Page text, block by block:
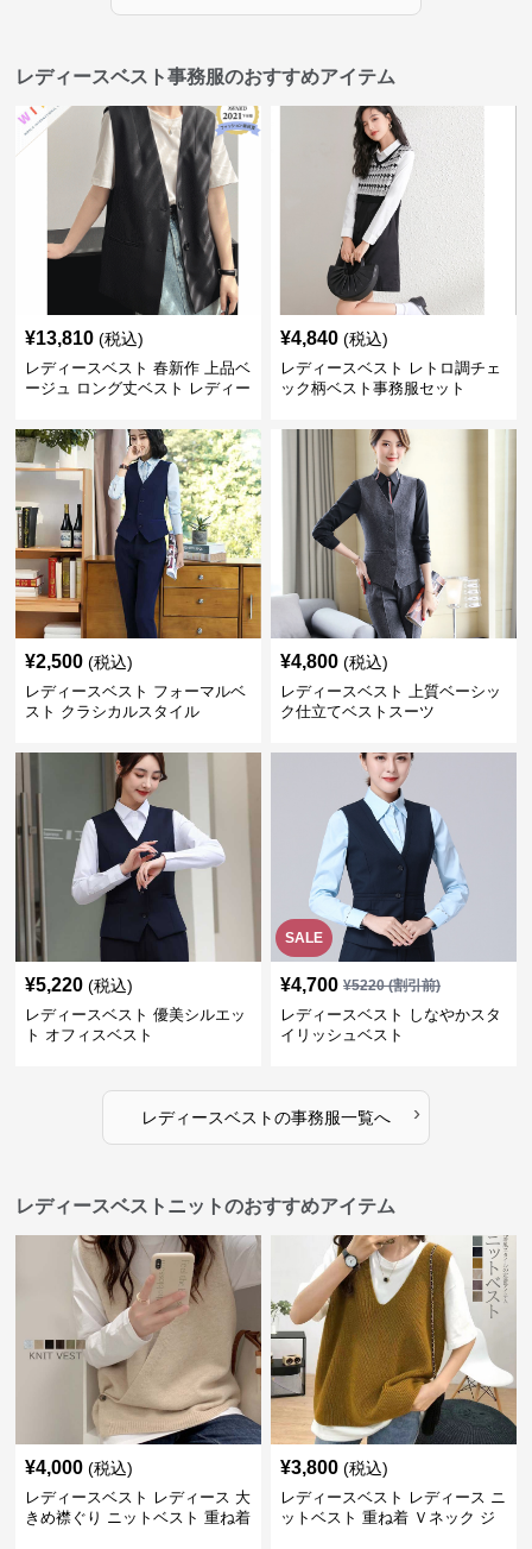
レディースベスト事務服のおすすめアイテム
¥13,810 (税込)
レディースベスト 春新作 上品ベ
ージュ ロング丈ベスト レディー
¥4,840 (税込)
レディースベスト レトロ調チェ
ック柄ベスト事務服セット
¥2,500 (税込)
レディースベスト フォーマルベ
スト クラシカルスタイル
¥4,800 (税込)
レディースベスト 上質ベーシッ
ク仕立てベストスーツ
¥5,220 (税込)
レディースベスト 優美シルエッ
ト オフィスベスト
SALE
¥4,700 ¥5220(割引前)
レディースベスト しなやかスタ
イリッシュベスト
レディースベストの事務服一覧へ ›
レディースベストニットのおすすめアイテム
¥4,000 (税込)
レディースベスト レディース 大
きめ襟ぐり ニットベスト 重ね着
¥3,800 (税込)
レディースベスト レディース ニ
ットベスト 重ね着 Ｖネック ジ